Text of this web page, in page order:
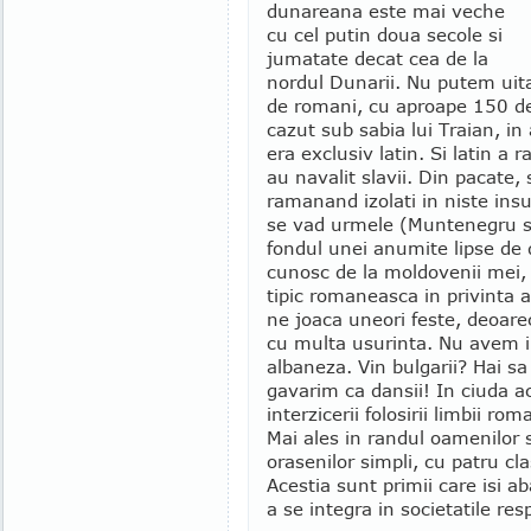
dunareana este mai veche
cu cel putin doua secole si
jumatate decat cea de la
nordul Dunarii. Nu putem
de romani, cu aproape 150
cazut sub sabia lui Traian,
era exclusiv latin. Si latin a
au navalit slavii. Din pacate,
ramanand izolati in niste
se vad urmele (Muntenegru
fondul unei anumite lipse de
cunosc de la moldovenii
tipic romaneasca in privinta
ne joaca uneori feste,
cu multa usurinta. Nu avem
albaneza. Vin bulgarii? Hai
gavarim ca dansii! In ciuda
interzicerii folosirii limbii
Mai ales in randul
orasenilor simpli, cu patru
Acestia sunt primii care isi
a se integra in societatile